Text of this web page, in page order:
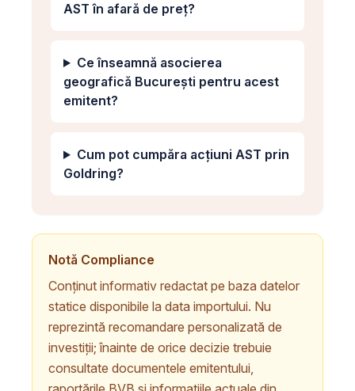
AST în afară de preț?
Ce înseamnă asocierea
geografică București pentru acest
emitent?
Cum pot cumpăra acțiuni AST prin
Goldring?
Notă Compliance
Conținut informativ redactat pe baza datelor
statice disponibile la data importului. Nu
reprezintă recomandare personalizată de
investiții; înainte de orice decizie trebuie
consultate documentele emitentului,